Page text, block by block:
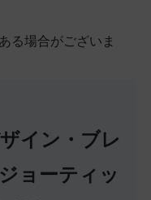
る場合がございま